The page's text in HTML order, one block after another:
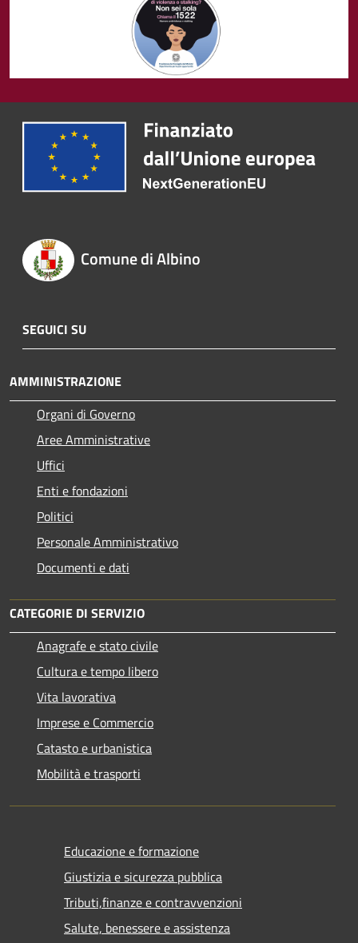
Comune di Albino
SEGUICI SU
AMMINISTRAZIONE
Organi di Governo
Aree Amministrative
Uffici
Enti e fondazioni
Politici
Personale Amministrativo
Documenti e dati
CATEGORIE DI SERVIZIO
Anagrafe e stato civile
Cultura e tempo libero
Vita lavorativa
Imprese e Commercio
Catasto e urbanistica
Mobilità e trasporti
Educazione e formazione
Giustizia e sicurezza pubblica
Tributi,finanze e contravvenzioni
Salute, benessere e assistenza